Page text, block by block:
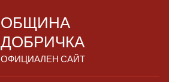
ОБЩИНА
ДОБРИЧКА
ОФИЦИАЛЕН САЙТ